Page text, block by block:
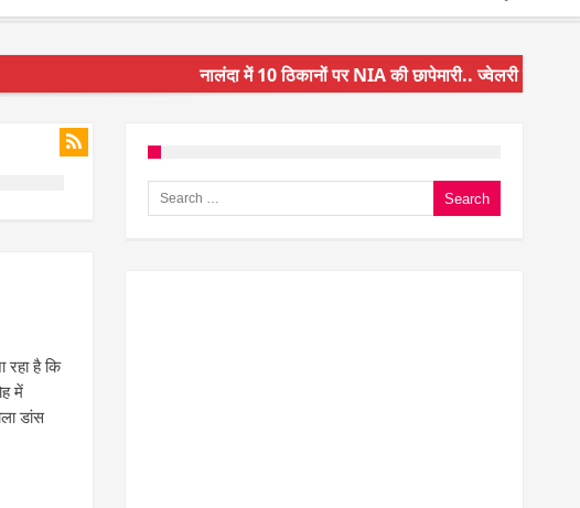
नालंदा में 10 ठिकानों पर NIA की छापेमारी.. ज्वेलरी शॉप और गन
घूसखोर अफसरों पर एक्शन.. दो-दो अफसर घूस लेते गिरफ्तार
रहा है कि
में
डांस
Search for: